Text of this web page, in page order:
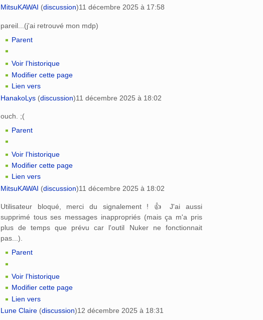
MitsuKAWAI (discussion)11 décembre 2025 à 17:58
pareil...(j'ai retrouvé mon mdp)
Parent
Voir l’historique
Modifier cette page
Lien vers
HanakoLys (discussion)11 décembre 2025 à 18:02
ouch. ;(
Parent
Voir l’historique
Modifier cette page
Lien vers
MitsuKAWAI (discussion)11 décembre 2025 à 18:02
Utilisateur bloqué, merci du signalement ! 👍 J'ai aussi
supprimé tous ses messages inappropriés (mais ça m'a pris
plus de temps que prévu car l'outil Nuker ne fonctionnait
pas...).
Parent
Voir l’historique
Modifier cette page
Lien vers
Lune Claire (discussion)12 décembre 2025 à 18:31